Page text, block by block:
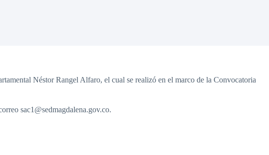
Néstor Rangel Alfaro, el cual se realizó en el marco de la Convocatoria
sac1@sedmagdalena.gov.co.